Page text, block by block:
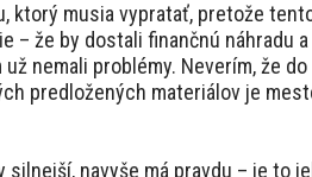
ktorý musia vypratať, pretože
– že by dostali finančnú náhradu a
nemali problémy. Neverím, že do
predložených materiálov je
navyše má pravdu – je to